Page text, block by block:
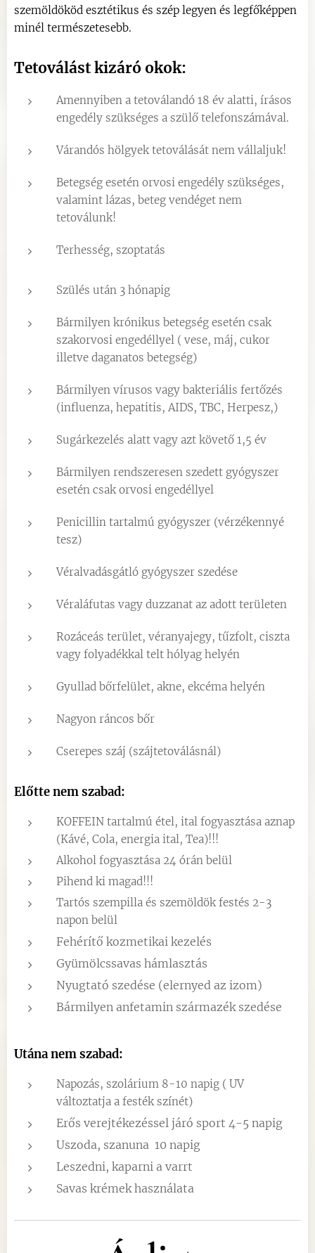
szemöldököd esztétikus és szép legyen és legfőképpen
minél természetesebb.
Tetoválást kizáró okok:
Amennyiben a tetoválandó 18 év alatti, írásos
engedély szükséges a szülő telefonszámával.
Várandós hölgyek tetoválását nem vállaljuk!
Betegség esetén orvosi engedély szükséges,
valamint lázas, beteg vendéget nem
tetoválunk!
Terhesség, szoptatás
Szülés után 3 hónapig
Bármilyen krónikus betegség esetén csak
szakorvosi engedéllyel ( vese, máj, cukor
illetve daganatos betegség)
Bármilyen vírusos vagy bakteriális fertőzés
(influenza, hepatitis, AIDS, TBC, Herpesz,)
Sugárkezelés alatt vagy azt követő 1,5 év
Bármilyen rendszeresen szedett gyógyszer
esetén csak orvosi engedéllyel
Penicillin tartalmú gyógyszer (vérzékennyé
tesz)
Véralvadásgátló gyógyszer szedése
Véraláfutas vagy duzzanat az adott területen
Rozáceás terület, véranyajegy, tűzfolt, ciszta
vagy folyadékkal telt hólyag helyén
Gyullad bőrfelület, akne, ekcéma helyén
Nagyon ráncos bőr
Cserepes száj (szájtetoválásnál)
Előtte nem szabad:
KOFFEIN tartalmú étel, ital fogyasztása aznap
(Kávé, Cola, energia ital, Tea)!!!
Alkohol fogyasztása 24 órán belül
Pihend ki magad!!!
Tartós szempilla és szemöldök festés 2-3
napon belül
Fehérítő kozmetikai kezelés
Gyümölcssavas hámlasztás
Nyugtató szedése (elernyed az izom)
Bármilyen anfetamin származék szedése
Utána nem szabad:
Napozás, szolárium 8-10 napig ( UV
változtatja a festék színét)
Erős verejtékezéssel járó sport 4-5 napig
Uszoda, szanuna 10 napig
Leszedni, kaparni a varrt
Savas krémek használata